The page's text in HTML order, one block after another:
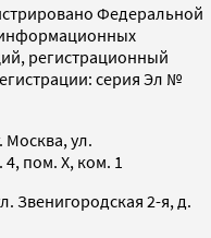
Федеральной
регистрационный
серия Эл №
Москва, ул.
4, пом. X, ком. 1
Звенигородская 2-я, д.